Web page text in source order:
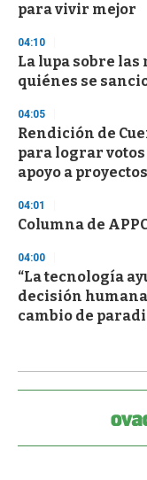
para vivir mejor
04:10
La lupa sobre
quiénes se
04:05
Rendición de
para lograr
apoyo a
04:01
Columna de
04:00
“La tecnología
decisión
cambio de